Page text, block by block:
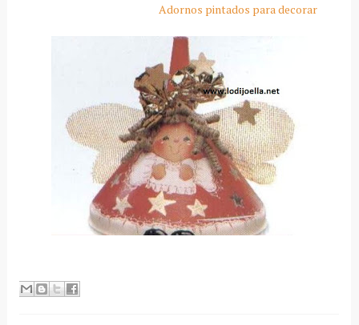
Adornos pintados para decorar